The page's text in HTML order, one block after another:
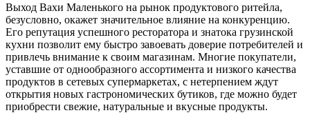
Выход Вахи Маленького на рынок продуктового ритейла,
безусловно, окажет значительное влияние на конкуренцию.
Его репутация успешного ресторатора и знатока грузинской
кухни позволит ему быстро завоевать доверие потребителей и
привлечь внимание к своим магазинам. Многие покупатели,
уставшие от однообразного ассортимента и низкого качества
продуктов в сетевых супермаркетах, с нетерпением ждут
открытия новых гастрономических бутиков, где можно будет
приобрести свежие, натуральные и вкусные продукты.